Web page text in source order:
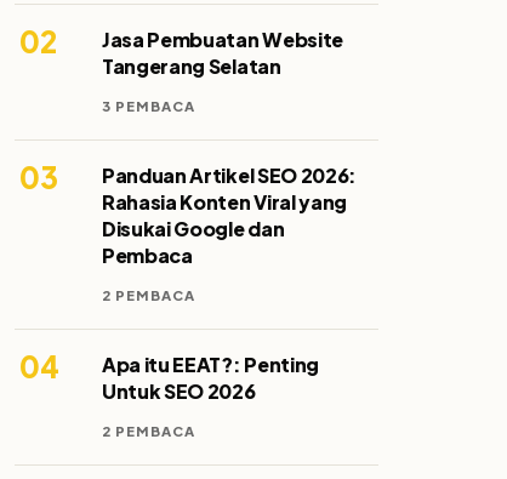
02
Jasa Pembuatan Website
Tangerang Selatan
3 PEMBACA
03
Panduan Artikel SEO 2026:
Rahasia Konten Viral yang
Disukai Google dan
Pembaca
2 PEMBACA
04
Apa itu EEAT?: Penting
Untuk SEO 2026
2 PEMBACA